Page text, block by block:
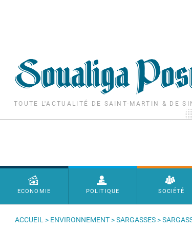
TOUTE L'ACTUALITÉ DE SAINT-MARTIN & DE
Menu principal
ECONOMIE POLITIQUE SOCIÉTÉ
ACCUEIL > ENVIRONNEMENT >SARGASSES >